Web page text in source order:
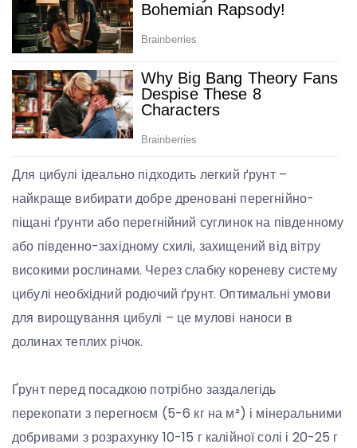
Для цибулі ідеально підходить легкий ґрунт –
найкраще вибирати добре дреновані перегнійно-
піщані ґрунти або перегнійний суглинок на південному
або південно-західному схилі, захищений від вітру
високими рослинами. Через слабку кореневу систему
цибулі необхідний родючий ґрунт. Оптимальні умови
для вирощування цибулі – це мулові наноси в
долинах теплих річок.
Ґрунт перед посадкою потрібно заздалегідь
перекопати з перегноєм (5-6 кг на м²) і мінеральними
добривами з розрахунку 10-15 г калійної солі і 20-25 г